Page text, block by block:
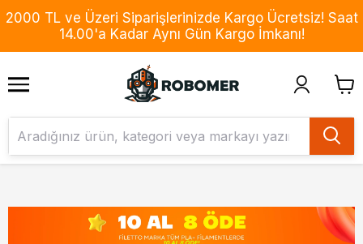
2000 TL ve Üzeri Siparişlerinizde Kargo Ücretsiz! Saat
14.00'a Kadar Aynı Gün Kargo İmkanı!